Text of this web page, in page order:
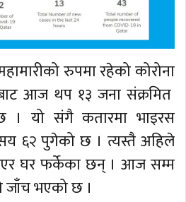
रुपमा रहेको कोरोना
आज थप १३ जना संक्रमित
। यो संगै कतारमा भाइरस
६२ पुगेको छ । त्यस्तै अहिले
घर फर्केका छन् । आज सम्म
जाँच भएको छ ।